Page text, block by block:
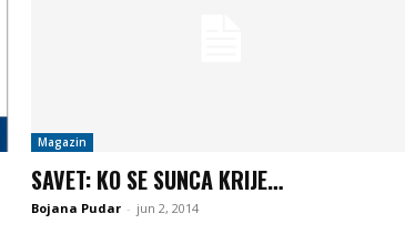
Magazin
SAVET: KO SE SUNCA KRIJE…
Bojana Pudar - jun 2, 2014